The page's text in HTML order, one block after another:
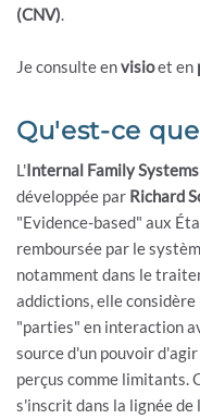
(CNV).
Je consulte envisioet en
Qu'est-ce
L'Internal Family Systems
développée par Richard
"Evidence-based" aux
remboursée par le
notamment dans le
addictions, elle considère
"parties" en interaction
source d'un pouvoir
perçus comme limitants.
s'inscrit dans la lignée de